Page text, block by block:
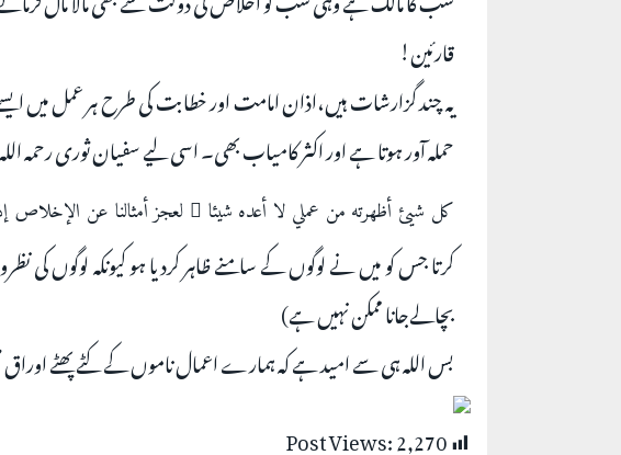
قارئین!
یہ چند گزارشات ہیں،اذان امامت اور خطابت کی طرح ہر عمل
حملہ آور ہوتا ہے اور اکثر کامیاب بھی۔ اسی لیے سفیان ثوری رحمہ
كل شيئ أظهرته من عملي لا أعده شيئا ً لعجز أمثالنا عن الإخلاص
کرتا جس کو میں نے لوگوں کے سامنے ظاہر کردیا ہو کیونکہ لوگوں کی
بچالےجانا ممکن نہیں ہے)
بس اللہ ہی سے امید ہے کہ ہمارے اعمال ناموں کے کٹے پھٹے
Post Views:2,270